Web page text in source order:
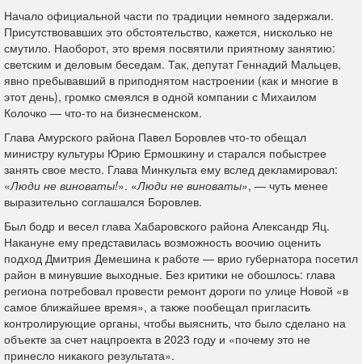
Начало официальной части по традиции немного задержали.
Присутствовавших это обстоятельство, кажется, нисколько не
смутило. Наоборот, это время посвятили приятному занятию:
светским и деловым беседам. Так, депутат Геннадий Мальцев,
явно пребывавший в приподнятом настроении (как и многие в
этот день), громко смеялся в одной компании с Михаилом
Колочко — что-то на бизнесменском.
Глава Амурского района Павел Боровлев что-то обещал
министру культуры Юрию Ермошкину и старался побыстрее
занять свое место. Глава Минкульта ему вслед декламировал:
«Люди не виноваты!». «Люди не виноваты», — чуть менее
выразительно соглашался Боровлев.
Был бодр и весел глава Хабаровского района Александр Яц.
Накануне ему представилась возможность воочию оценить
подход Дмитрия Демешина к работе — врио губернатора посетил
район в минувшие выходные. Без критики не обошлось: глава
региона потребовал провести ремонт дороги по улице Новой «в
самое ближайшее время», а также пообещал пригласить
контролирующие органы, чтобы выяснить, что было сделано на
объекте за счет нацпроекта в 2023 году и «почему это не
принесло никакого результата».